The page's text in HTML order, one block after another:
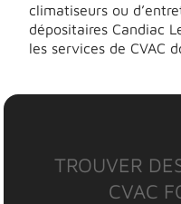
climatiseurs ou
dépositaires Candiac
les services de CVAC
TROUVER
CVAC